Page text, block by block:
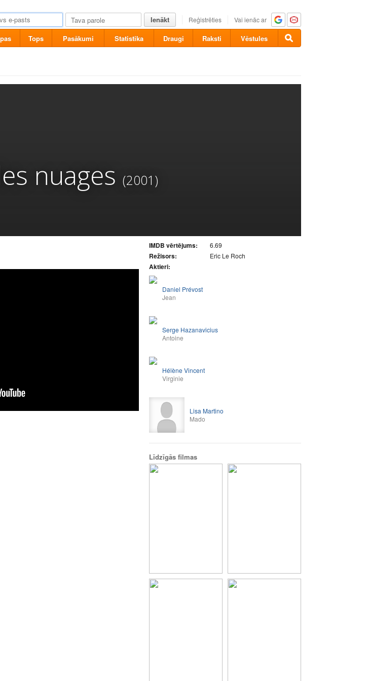
Ienākt Reģistrēties Vai ienāc ar
Tops Pasākumi Statistika Draugi Raksti Vēstules
nuages (2001)
IMDB vērtējums: 6.69
Režisors: Eric Le Roch
Aktieri:
Daniel Prévost
Jean
Serge Hazanavicius
Antoine
Hélène Vincent
Virginie
Lisa Martino
Mado
Līdzīgās filmas